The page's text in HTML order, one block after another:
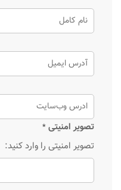
تصویر امنیتی*
تصویر امنیتی را وارد کنید: